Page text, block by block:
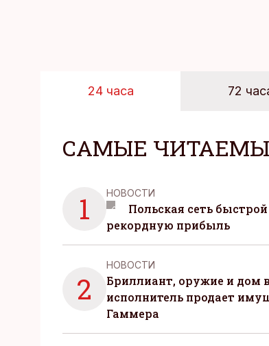
24 часа 72
САМЫЕ
1 НОВОСТИ
Польская сеть
рекордную прибыль
2
НОВОСТИ
Бриллиант, оружие и дом
исполнитель продает
Гаммера